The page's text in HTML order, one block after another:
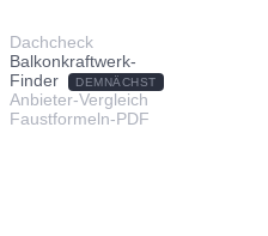
Dachcheck
Balkonkraftwerk-
Finder
DEMNÄCHST
Anbieter-Vergleich
Faustformeln-PDF